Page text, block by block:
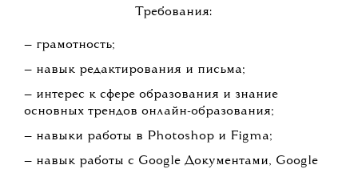
Требования:
— грамотность;
— навык редактирования и письма;
— интерес к сфере образования и знание
основных трендов онлайн-образования;
— навыки работы в Photoshop и Figma;
— навык работы с Google Документами, Google